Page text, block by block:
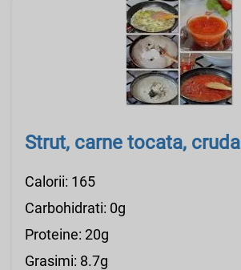
Strut, carne tocata, cruda
Calorii: 165
Carbohidrati: 0g
Proteine: 20g
Grasimi: 8.7g